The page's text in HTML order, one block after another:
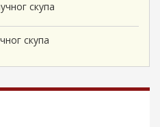
скупа
скупа